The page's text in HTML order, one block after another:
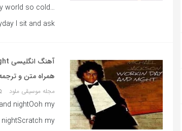
world so cold…
I sit and ask
همراه متن و
مجله موسیقی ملود
nightOoh my
my